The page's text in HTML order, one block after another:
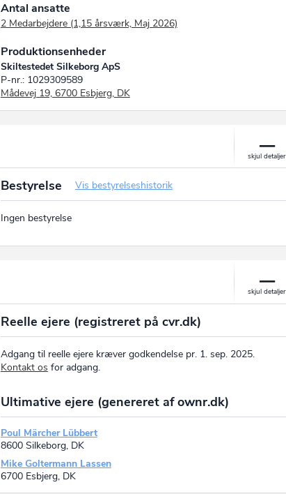
Antal ansatte
2 Medarbejdere (1,15 årsværk, Maj 2026)
Produktionsenheder
Skiltestedet Silkeborg ApS
P-nr.: 1029309589
Mådevej 19, 6700 Esbjerg, DK
Bestyrelse Vis bestyrelseshistorik
Ingen bestyrelse
Reelle ejere (registreret på cvr.dk)
Adgang til reelle ejere kræver godkendelse pr. 1. sep. 2025.
Kontakt os for adgang.
Ultimative ejere (genereret af ownr.dk)
Poul Märcher Lübbert
8600 Silkeborg, DK
Mike Goltermann Lassen
6700 Esbjerg, DK